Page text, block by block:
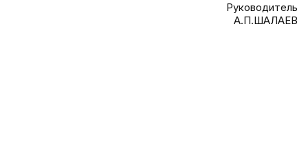
Руководитель
А.П.ШАЛАЕВ